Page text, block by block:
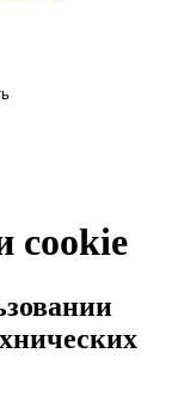
cookie